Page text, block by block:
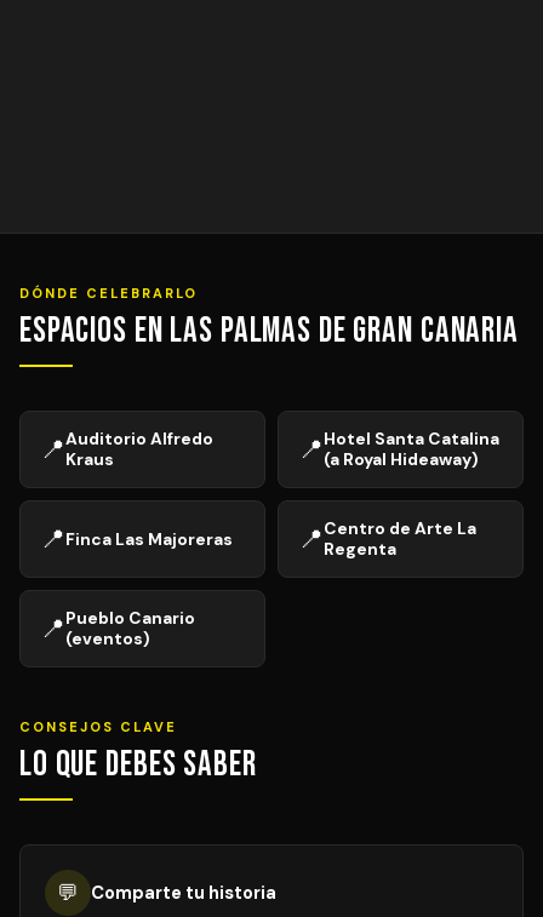
DÓNDE CELEBRARLO
Espacios en Las Palmas de Gran Canaria
📍Auditorio Alfredo
Kraus
📍Hotel Santa Catalina
(a Royal Hideaway)
📍Finca Las Majoreras 📍Centro de Arte La
Regenta
📍Pueblo Canario
(eventos)
CONSEJOS CLAVE
Lo que debes saber
💬 Comparte tu historia